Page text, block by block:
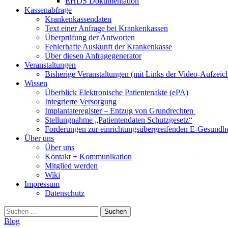
Kassenabfrage
Krankenkassendaten
Text einer Anfrage bei Krankenkassen
Überprüfung der Antworten
Fehlerhafte Auskunft der Krankenkasse
Über diesen Anfragegenerator
Veranstaltungen
Bisherige Veranstaltungen (mit Links der Video-
Wissen
Überblick Elektronische Patientenakte (ePA)
Integrierte Versorgung
Implantateregister – Entzug von Grundrechten
Stellungnahme „Patientendaten Schutzgesetz“
Forderungen zur einrichtungsübergreifenden E-
Über uns
Über uns
Kontakt + Kommunikation
Mitglied werden
Wiki
Impressum
Datenschutz
Suchen
nach:
Blog